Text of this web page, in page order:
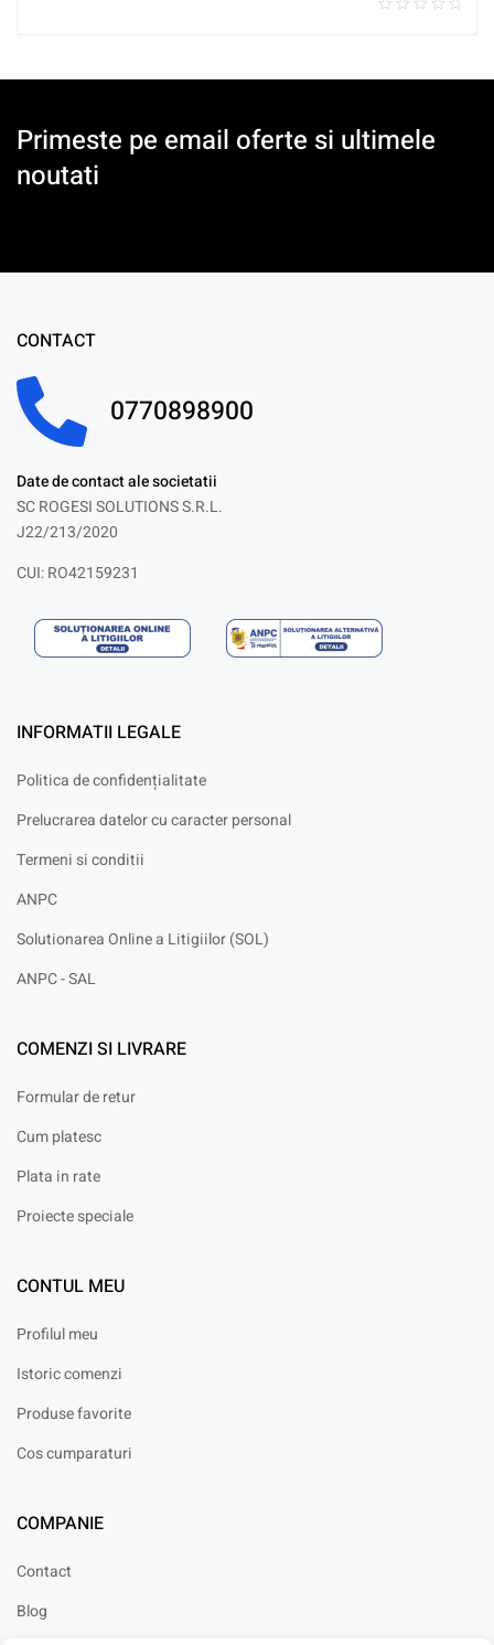
Primeste pe email oferte si ultimele
noutati
CONTACT
0770898900
Date de contact ale societatii
SC ROGESI SOLUTIONS S.R.L.
J22/213/2020
CUI: RO42159231
INFORMATII LEGALE
Politica de confidențialitate
Prelucrarea datelor cu caracter personal
Termeni si conditii
ANPC
Solutionarea Online a Litigiilor (SOL)
ANPC - SAL
COMENZI SI LIVRARE
Formular de retur
Cum platesc
Plata in rate
Proiecte speciale
CONTUL MEU
Profilul meu
Istoric comenzi
Produse favorite
Cos cumparaturi
COMPANIE
Contact
Blog